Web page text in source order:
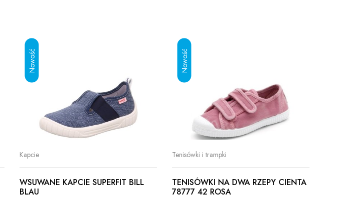
Kapcie
WSUWANE KAPCIE SUPERFIT BILL
BLAU
Tenisówki i trampki
TENISÓWKI NA DWA RZEPY CIENTA
78777 42 ROSA